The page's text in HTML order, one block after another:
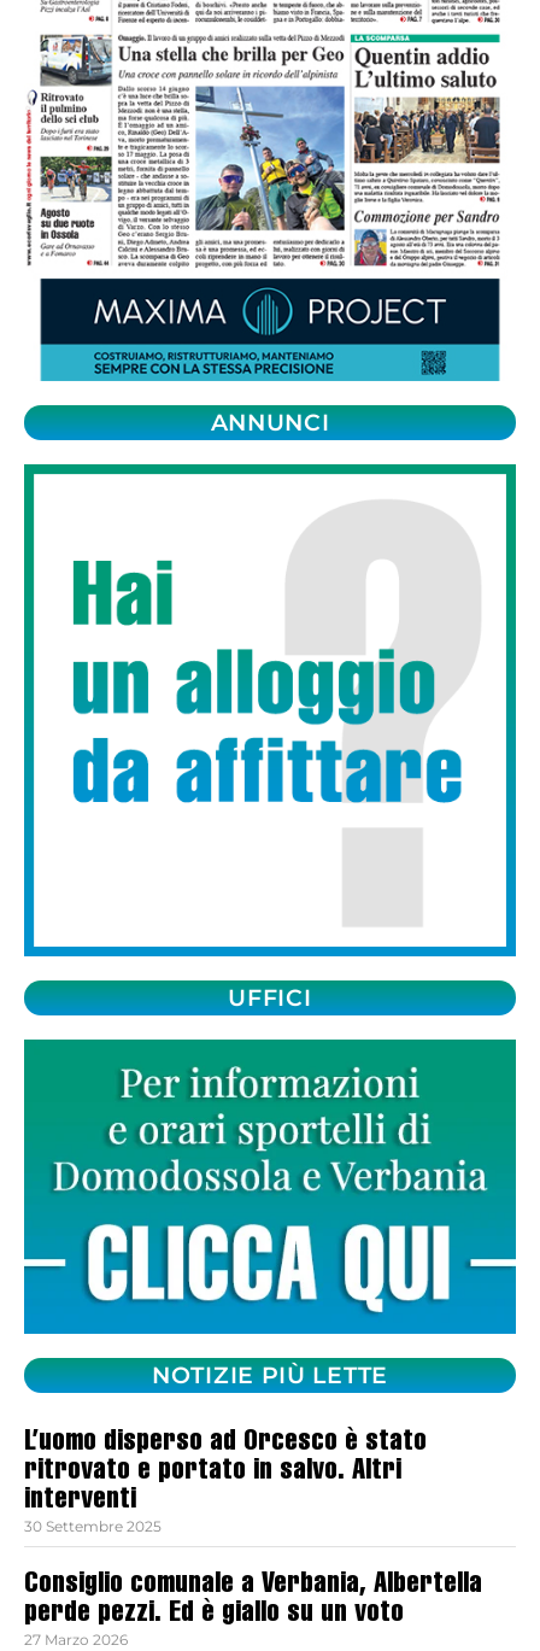
ANNUNCI
UFFICI
NOTIZIE PIÙ LETTE
L’uomo disperso ad Orcesco è stato
ritrovato e portato in salvo. Altri
interventi
30 Settembre 2025
Consiglio comunale a Verbania, Albertella
perde pezzi. Ed è giallo su un voto
27 Marzo 2026